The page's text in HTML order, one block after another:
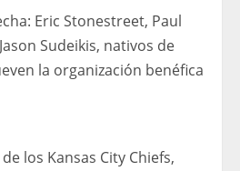
Eric Stonestreet, Paul
Sudeikis, nativos de
la organización benéfica
los Kansas City Chiefs,